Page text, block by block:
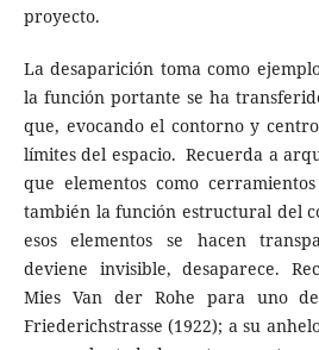
proyecto.
La desaparición toma como
la función portante se ha
que, evocando el contorno y
límites del espacio. Recuerda a
que elementos como
también la función estructural del
esos elementos se hacen
deviene invisible, desaparece.
Mies Van der Rohe para uno
Friederichstrasse (1922); a su